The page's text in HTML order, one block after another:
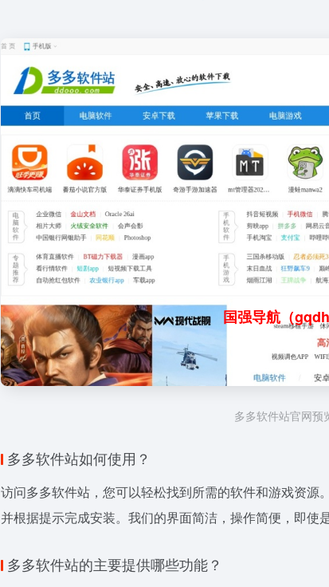
国强导航（
多多软件站官网预
多多软件站如何使用？
访问多多软件站，您可以轻松找到所需的软件和游戏资源
并根据提示完成安装。我们的界面简洁，操作简便，即使
多多软件站的主要提供哪些功能？